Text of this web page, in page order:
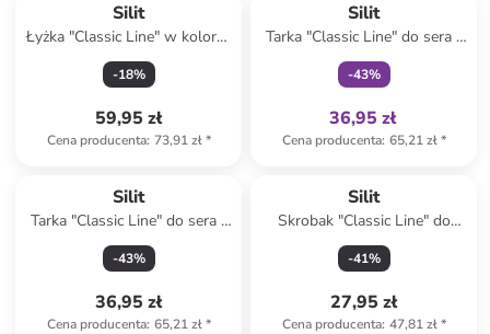
Silit
Łyżka "Classic Line" w kolorze
srebrno-antracytowym do
serwowania - dł. 33 cm
-18%
59,95 zł
Cena producenta: 73,91 zł*
Silit
Tarka "Classic Line" do sera -
dł. 24 cm
-43%
36,95 zł
Cena producenta: 65,21 zł*
Silit
Tarka "Classic Line" do sera -
dł. 25 cm
-43%
36,95 zł
Cena producenta: 65,21 zł*
Silit
Skrobak "Classic Line" do
cytryny - dł. 14 cm
-41%
27,95 zł
Cena producenta: 47,81 zł*